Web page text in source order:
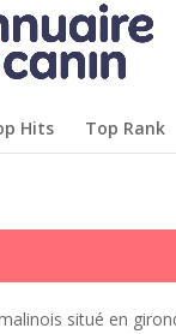
Hits Top Rank
situé en